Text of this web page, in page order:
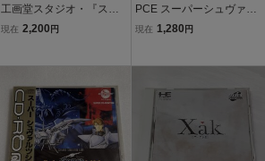
工画堂スタジオ・『スー
パーシュヴァルツシルト
サイズ60
現在 2,200 円
PCE スーパーシュヴァル
ツシルト2 箱説付き 起
現在 1,280 円